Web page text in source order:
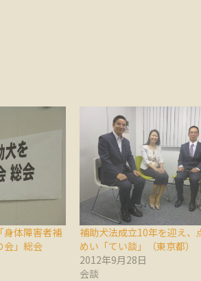
身体障害者補
会」総会
補助犬法成立10年を迎え、
めい「てい談」（東京都）
2012年9月28日
会談